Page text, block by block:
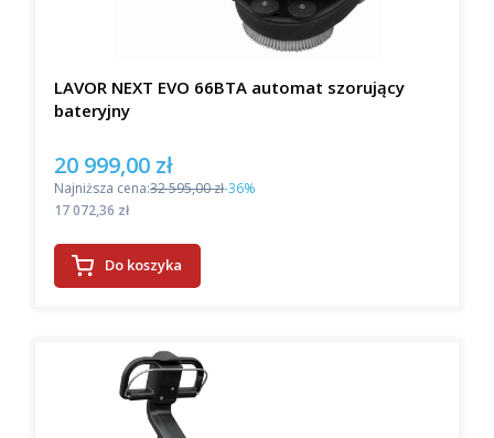
LAVOR NEXT EVO 66BTA automat szorujący
bateryjny
Cena promocyjna
20 999,00 zł
Najniższa cena:32 595,00 zł-36%
Cena
17 072,36 zł
Do koszyka